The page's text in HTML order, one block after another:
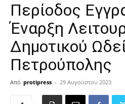
Περίοδος
Έναρξη
Δημοτικού
Πετρούπολης
Από protipress - 29 Αυγούστου 2023